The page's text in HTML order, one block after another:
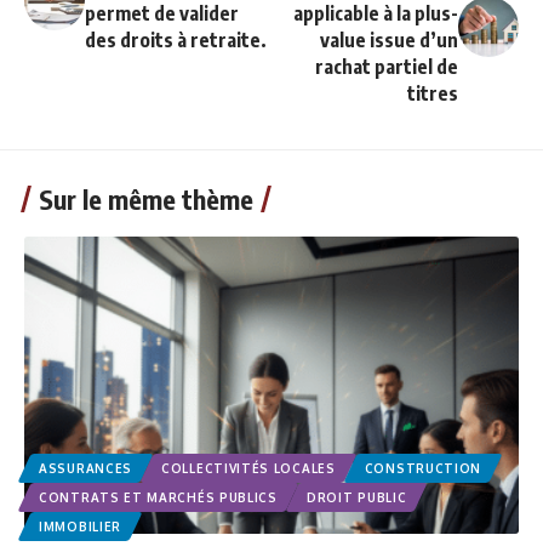
permet de valider
des droits à retraite.
applicable à la plus-
value issue d’un
rachat partiel de
titres
Sur le même thème
ASSURANCES COLLECTIVITÉS LOCALES
CONSTRUCTION
CONTRATS ET MARCHÉS PUBLICS
DROIT PUBLIC
IMMOBILIER